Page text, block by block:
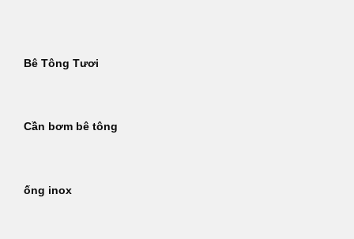
dungBê Tông Tươi
Cần bơm bê tông
ống inox